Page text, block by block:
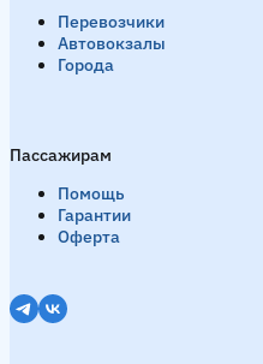
Перевозчики
Автовокзалы
Города
Пассажирам
Помощь
Гарантии
Оферта